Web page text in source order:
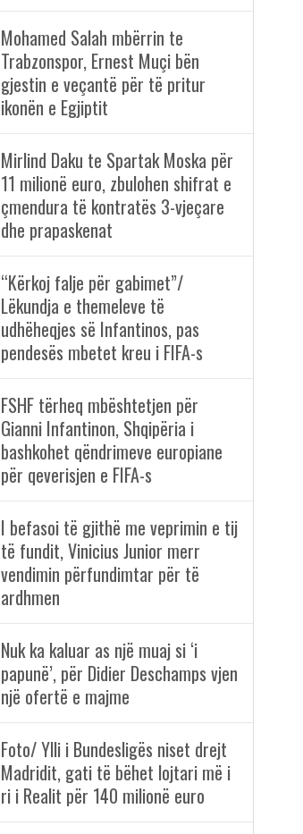
Mohamed Salah mbërrin te
Trabzonspor, Ernest Muçi bën
gjestin e veçantë për të pritur
ikonën e Egjiptit
Mirlind Daku te Spartak Moska për
11 milionë euro, zbulohen shifrat e
çmendura të kontratës 3-vjeçare
dhe prapaskenat
“Kërkoj falje për gabimet”/
Lëkundja e themeleve të
udhëheqjes së Infantinos, pas
pendesës mbetet kreu i FIFA-s
FSHF tërheq mbështetjen për
Gianni Infantinon, Shqipëria i
bashkohet qëndrimeve europiane
për qeverisjen e FIFA-s
I befasoi të gjithë me veprimin e tij
të fundit, Vinicius Junior merr
vendimin përfundimtar për të
ardhmen
Nuk ka kaluar as një muaj si ‘i
papunë’, për Didier Deschamps vjen
një ofertë e majme
Foto/ Ylli i Bundesligës niset drejt
Madridit, gati të bëhet lojtari më i
ri i Realit për 140 milionë euro